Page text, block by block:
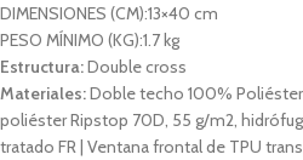
DIMENSIONES (CM):13×40 cm
PESO MÍNIMO (KG):1.7 kg
Estructura:Double cross
Materiales:Doble techo 100%
poliéster Ripstop 70D, 55 g/m2,
tratado FR | Ventana frontal de TPU